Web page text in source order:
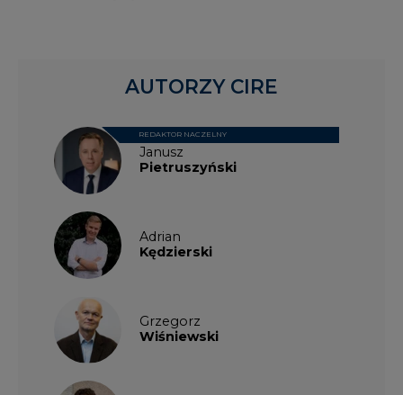
Janusz
Pietruszyński
REDAKTOR NACZELNY
Adrian
Kędzierski
Grzegorz
Wiśniewski
AUTORZY CIRE